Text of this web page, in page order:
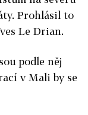
Prohlásil to
Le Drian.
podle něj
v Mali by se